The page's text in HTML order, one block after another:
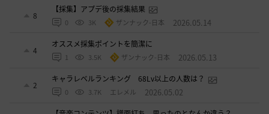
8
【採集】アプデ後の採集結果
0 3K ザンナック-日本 2026.05.14
4
オススメ採集ポイントを簡潔に
1 3.5K ザンナック-日本 2026.05.13
2
キャラレベルランキング 68Lv以上の人数は？
0 3.7K エレメル 2026.05.02